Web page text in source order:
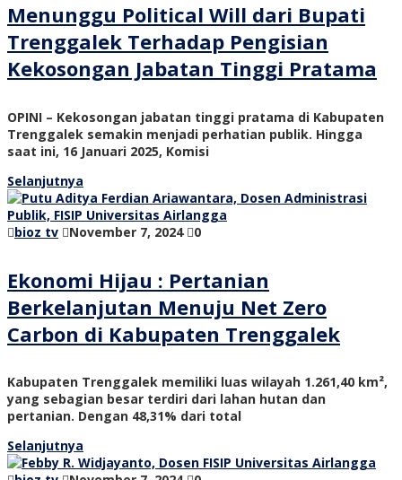
Menunggu Political Will dari Bupati
Trenggalek Terhadap Pengisian
Kekosongan Jabatan Tinggi Pratama
OPINI – Kekosongan jabatan tinggi pratama di Kabupaten
Trenggalek semakin menjadi perhatian publik. Hingga
saat ini, 16 Januari 2025, Komisi
Selanjutnya
bioz tv November 7, 2024 0
Ekonomi Hijau : Pertanian
Berkelanjutan Menuju Net Zero
Carbon di Kabupaten Trenggalek
Kabupaten Trenggalek memiliki luas wilayah 1.261,40 km²,
yang sebagian besar terdiri dari lahan hutan dan
pertanian. Dengan 48,31% dari total
Selanjutnya